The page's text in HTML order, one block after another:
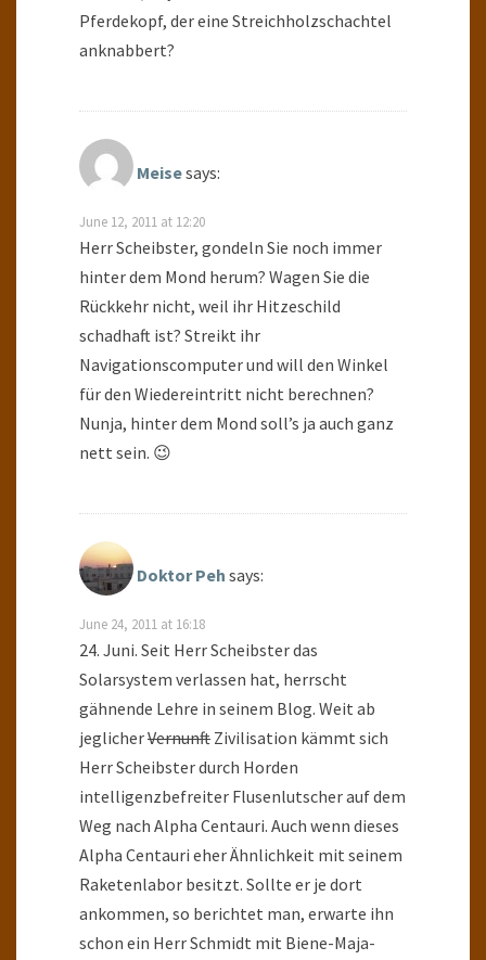
Pferdekopf, der eine Streichholzschachtel
anknabbert?
Meisesays:
June 12, 2011 at 12:20
Herr Scheibster, gondeln Sie noch immer
hinter dem Mond herum? Wagen Sie die
Rückkehr nicht, weil ihr Hitzeschild
schadhaft ist? Streikt ihr
Navigationscomputer und will den Winkel
für den Wiedereintritt nicht berechnen?
Nunja, hinter dem Mond soll’s ja auch ganz
nett sein. 😉
Doktor Peh says:
June 24, 2011 at 16:18
24. Juni. Seit Herr Scheibster das
Solarsystem verlassen hat, herrscht
gähnende Lehre in seinem Blog. Weit ab
jeglicherVernunft Zivilisation kämmt sich
Herr Scheibster durch Horden
intelligenzbefreiter Flusenlutscher auf dem
Weg nach Alpha Centauri. Auch wenn dieses
Alpha Centauri eher Ähnlichkeit mit seinem
Raketenlabor besitzt. Sollte er je dort
ankommen, so berichtet man, erwarte ihn
schon ein Herr Schmidt mit Biene-Maja-